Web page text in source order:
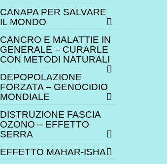
CANAPA PER SALVARE
IL MONDO
CANCRO E MALATTIE IN
GENERALE – CURARLE
CON METODI NATURALI
DEPOPOLAZIONE
FORZATA – GENOCIDIO
MONDIALE
DISTRUZIONE FASCIA
OZONO – EFFETTO
SERRA
EFFETTO MAHAR-ISHA